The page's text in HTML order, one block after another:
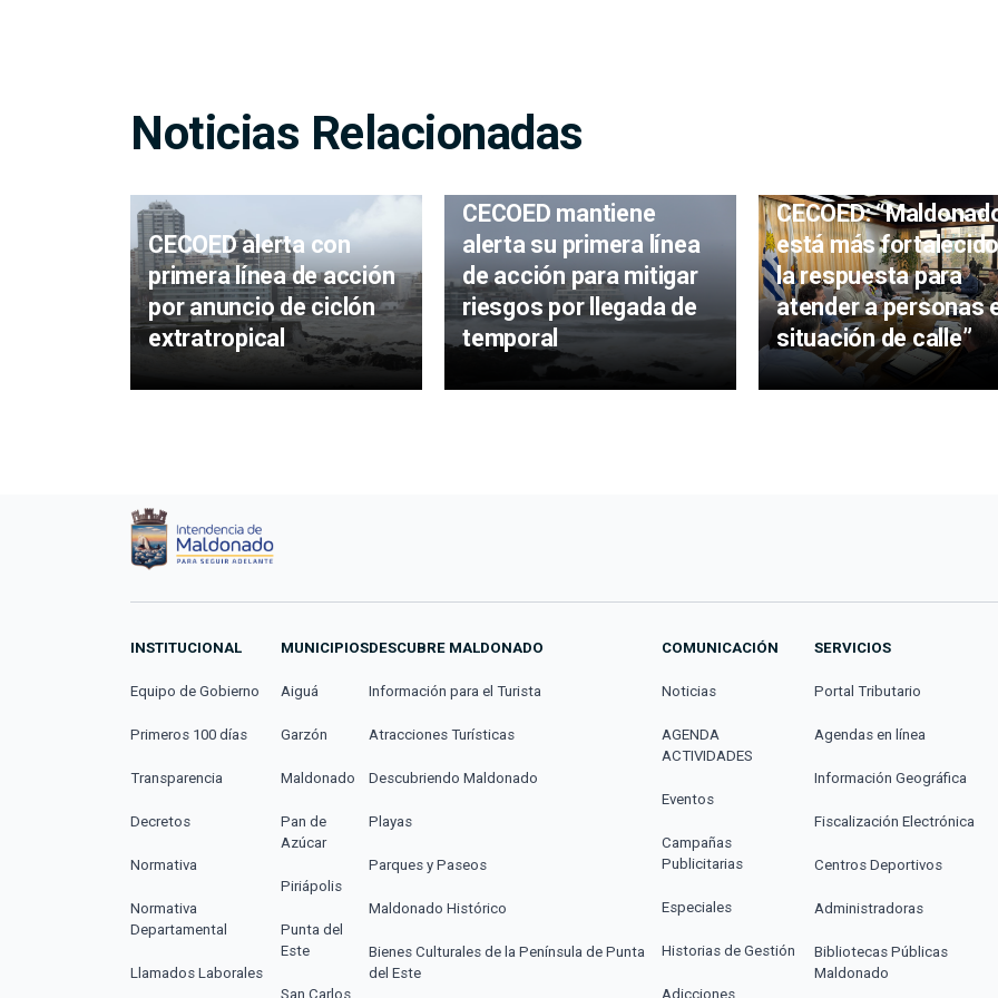
Noticias Relacionadas
CECOED alerta con
primera línea de acción
por anuncio de ciclón
extratropical
CECOED mantiene
alerta su primera línea
de acción para mitigar
riesgos por llegada de
temporal
CECOED:
está más
la respuesta para
atender a personas
situación de calle”
INSTITUCIONAL
Equipo de Gobierno
Primeros 100 días
Transparencia
Decretos
Normativa
Normativa
Departamental
Llamados Laborales
MUNICIPIOS
Aiguá
Garzón
Maldonado
Pan de
Azúcar
Piriápolis
Punta del
Este
San Carlos
DESCUBRE MALDONADO
Información para el Turista
Atracciones Turísticas
Descubriendo Maldonado
Playas
Parques y Paseos
Maldonado Histórico
Bienes Culturales de la Península de Punta
del Este
COMUNICACIÓN
Noticias
AGENDA
ACTIVIDADES
Eventos
Campañas
Publicitarias
Especiales
Historias de Gestión
Adicciones
SERVICIOS
Portal Tributario
Agendas en línea
Información Geográfica
Fiscalización Electrónica
Centros Deportivos
Administradoras
Bibliotecas Públicas
Maldonado